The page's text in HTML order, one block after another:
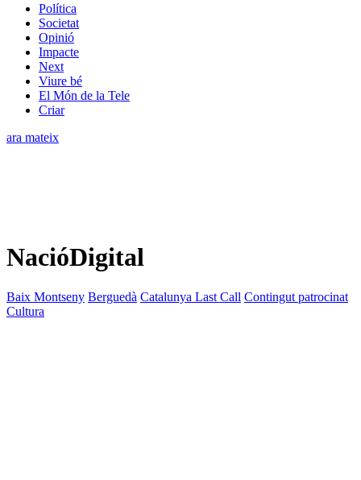
Política
Societat
Opinió
Impacte
Next
Viure bé
El Món de la Tele
Criar
ara mateix
NacióDigital
Baix Montseny Berguedà Catalunya Last Call Contingut patrocinat
Cultura